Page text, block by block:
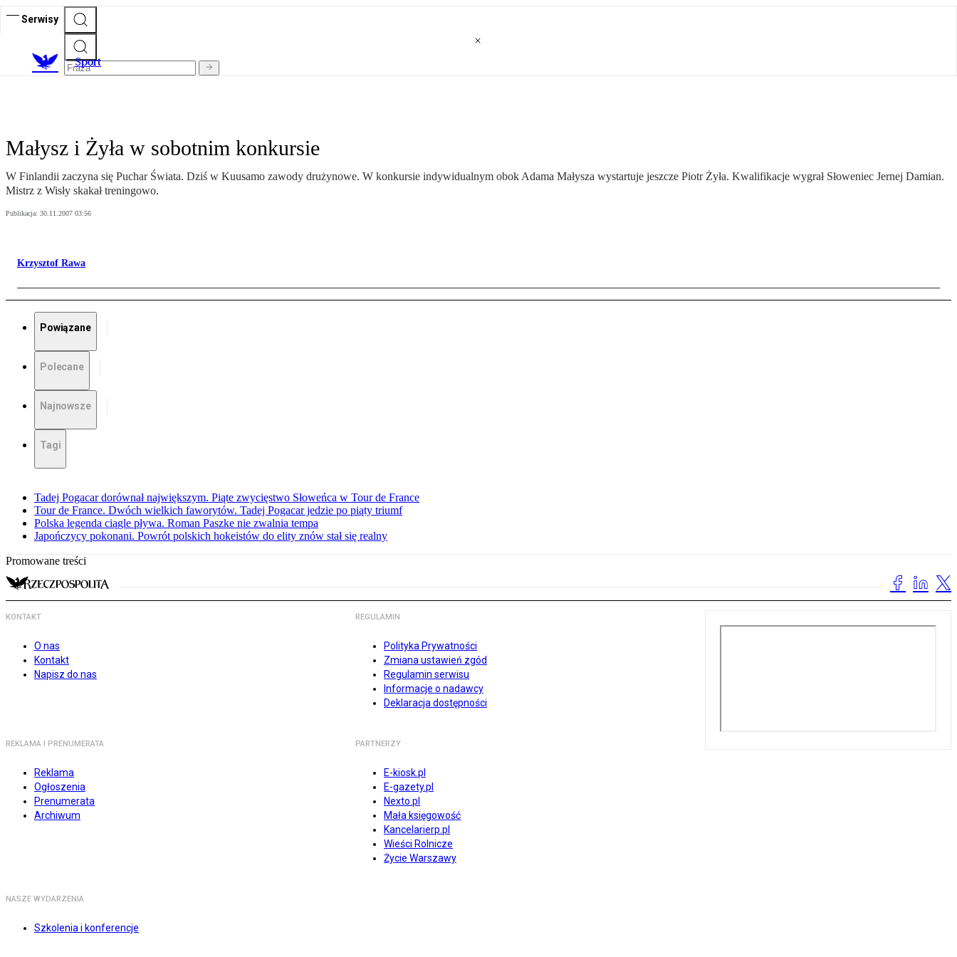
Serwisy
Sport
Małysz i Żyła w sobotnim konkursie
W Finlandii zaczyna się Puchar Świata. Dziś w Kuusamo zawody drużynowe. W konkursie indywidualnym obok Adama Małysza wystartuje jeszcze Piotr Żyła. Kwalifikacje wygrał Słoweniec Jernej Damian.
Mistrz z Wisły skakał treningowo.
Publikacja: 30.11.2007 03:56
Krzysztof Rawa
Powiązane
Polecane
Najnowsze
Tagi
Tadej Pogacar dorównał największym. Piąte zwycięstwo Słoweńca w Tour de France
Tour de France. Dwóch wielkich faworytów. Tadej Pogacar jedzie po piąty triumf
Polska legenda ciągle pływa. Roman Paszke nie zwalnia tempa
Japończycy pokonani. Powrót polskich hokeistów do elity znów stał się realny
Promowane treści
KONTAKT
O nas
Kontakt
Napisz do nas
REGULAMIN
Polityka Prywatności
Zmiana ustawień zgód
Regulamin serwisu
Informacje o nadawcy
Deklaracja dostępności
REKLAMA I PRENUMERATA
Reklama
Ogłoszenia
Prenumerata
Archiwum
PARTNERZY
E-kiosk.pl
E-gazety.pl
Nexto.pl
Mała księgowość
Kancelarierp.pl
Wieści Rolnicze
Życie Warszawy
NASZE WYDARZENIA
Szkolenia i konferencje